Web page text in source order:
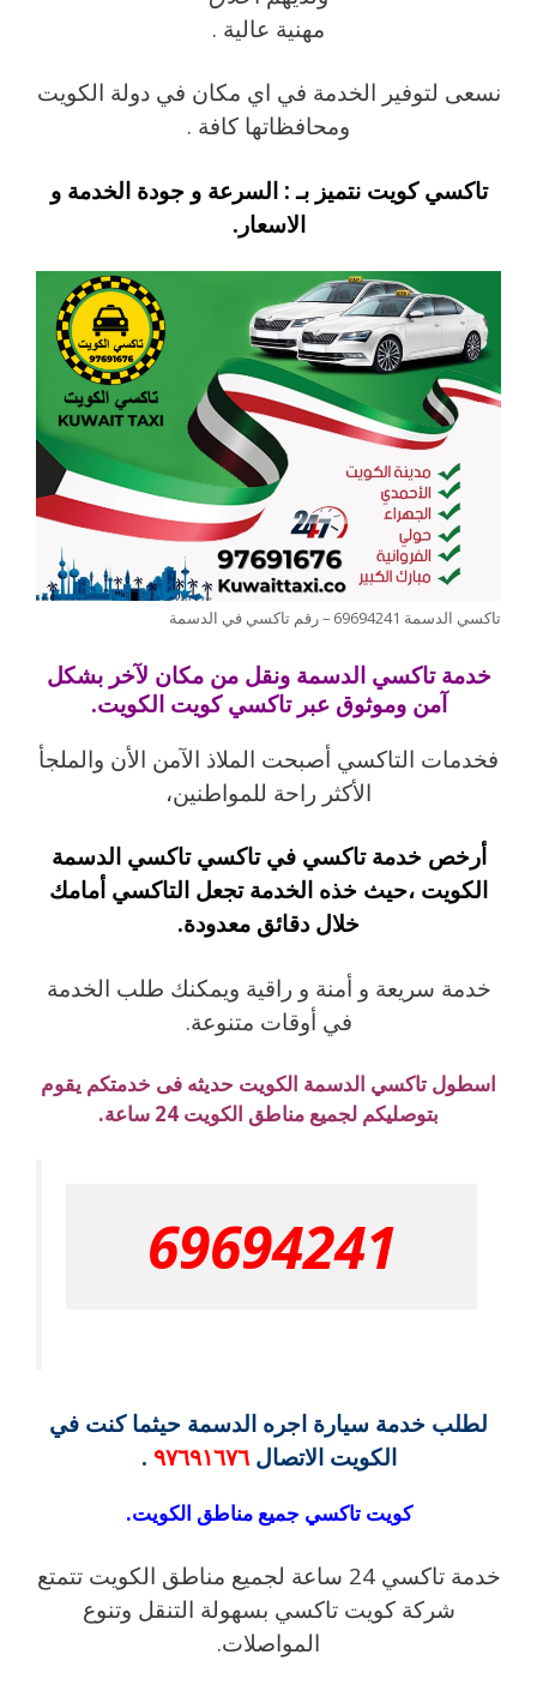
مهنية عالية .
نسعى لتوفير الخدمة في اي مكان في دولة الكويت
ومحافظاتها كافة .
تاكسي كويت نتميز بـ : السرعة و جودة الخدمة و
الاسعار.
تاكسي الدسمة 69694241 – رقم تاكسي في الدسمة
خدمة تاكسي الدسمة ونقل من مكان لآخر بشكل
آمن وموثوق عبر تاكسي كويت الكويت.
فخدمات التاكسي أصبحت الملاذ الآمن الأن والملجأ
الأكثر راحة للمواطنين،
أرخص خدمة تاكسي في تاكسي تاكسي الدسمة
الكويت ،حيث خذه الخدمة تجعل التاكسي أمامك
خلال دقائق معدودة.
خدمة سريعة و أمنة و راقية ويمكنك طلب الخدمة
في أوقات متنوعة.
اسطول تاكسي الدسمة الكويت حديثه فى خدمتكم يقوم
بتوصليكم لجميع مناطق الكويت 24 ساعة.
69694241
لطلب خدمة سيارة اجره الدسمة حيثما كنت في
الكويت الاتصال٩٧٦٩١٦٧٦ .
كويت تاكسي جميع مناطق الكويت.
خدمة تاكسي 24 ساعة لجميع مناطق الكويت تتمتع
شركة كويت تاكسي بسهولة التنقل وتنوع
المواصلات.